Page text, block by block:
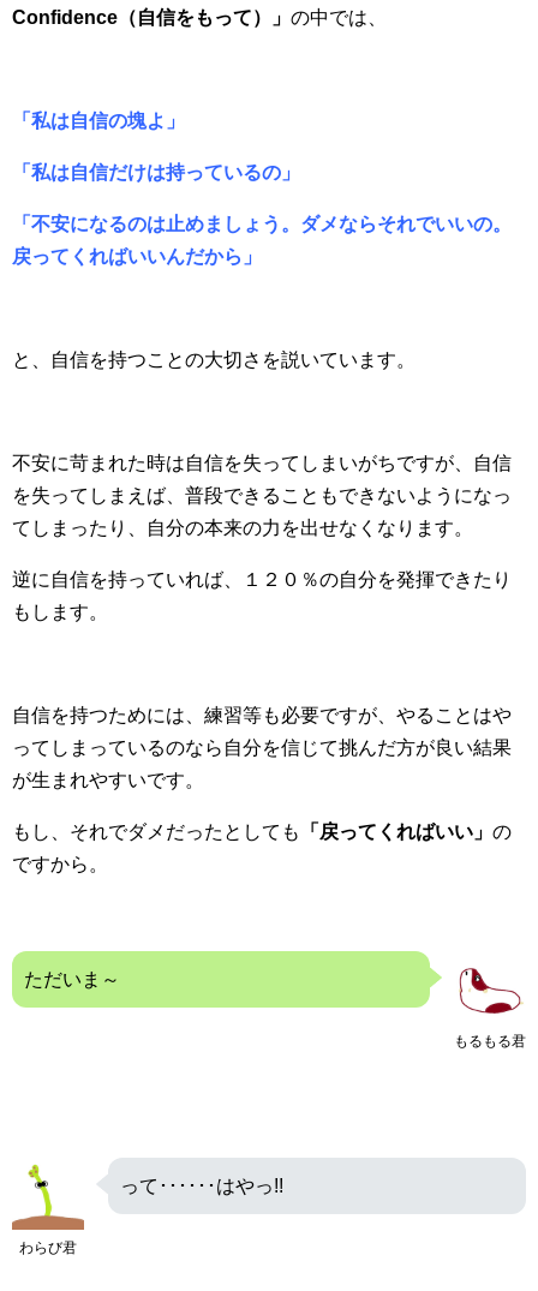
Confidence（自信をもって）」 の中では、
「私は自信の塊よ」
「私は自信だけは持っているの」
「不安になるのは止めましょう。ダメならそれでいいの。
戻ってくればいいんだから」
と、自信を持つことの大切さを説いています。
不安に苛まれた時は自信を失ってしまいがちですが、自信
を失ってしまえば、普段できることもできないようになっ
てしまったり、自分の本来の力を出せなくなります。
逆に自信を持っていれば、１２０％の自分を発揮できたり
もします。
自信を持つためには、練習等も必要ですが、やることはや
ってしまっているのなら自分を信じて挑んだ方が良い結果
が生まれやすいです。
もし、それでダメだったとしても 「戻ってくればいい」 の
ですから。
もるもる君
ただいま～
わらび君
って･･････はやっ!!